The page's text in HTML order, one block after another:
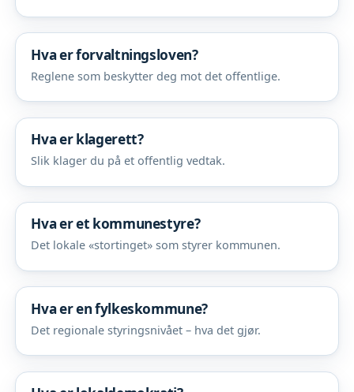
Hva er forvaltningsloven?
Reglene som beskytter deg mot det offentlige.
Hva er klagerett?
Slik klager du på et offentlig vedtak.
Hva er et kommunestyre?
Det lokale «stortinget» som styrer kommunen.
Hva er en fylkeskommune?
Det regionale styringsnivået – hva det gjør.